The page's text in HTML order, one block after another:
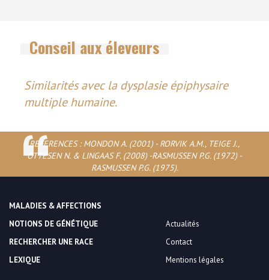
Conseil aux éleveurs
Similarités avec la dysplasie épiphysaire
multiple humaine.
REFERENCES : MONDON A. (2001) - RORVIK A.M., TEIGE J.,
OTTESEN N. & LINGAAS F. (2008) -RASMUSSEN P.G. (1972) -
RASMUSSEN P.G. (1975).
MALADIES & AFFECTIONS
NOTIONS DE GÉNÉTIQUE
RECHERCHER UNE RACE
LEXIQUE
Actualités
Contact
Mentions légales